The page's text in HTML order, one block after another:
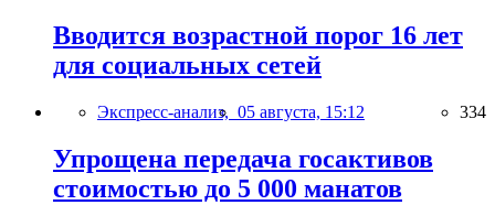
Вводится возрастной порог 16 лет
для социальных сетей
Экспресс-анализ, 05 августа, 15:12 334
Упрощена передача госактивов
стоимостью до 5 000 манатов